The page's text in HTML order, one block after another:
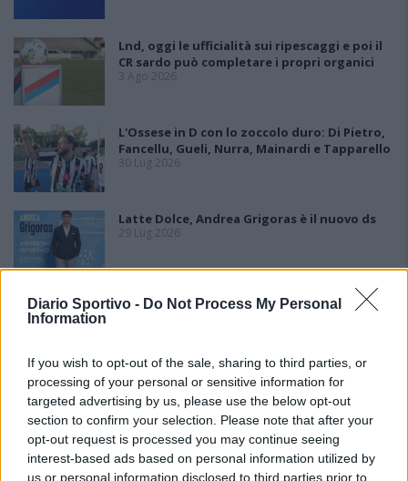
Diario Sportivo - Do Not Process My Personal
Information
If you wish to opt-out of the sale, sharing to third parties, or
processing of your personal or sensitive information for
targeted advertising by us, please use the below opt-out
section to confirm your selection. Please note that after your
opt-out request is processed you may continue seeing
interest-based ads based on personal information utilized by
us or personal information disclosed to third parties prior to
Lnd, oggi le ufficialità sui ripescaggi e poi il
CR sardo può completare i propri organici
3 Ago 2026
L'Ossese in D con lo zoccolo duro: Di Pietro,
Fancellu, Gueli, Nurra, Mainardi e Tapparello
30 Lug 2026
Latte Dolce, Andrea Grigoras è il nuovo ds
29 Lug 2026
Il San Giuliano non fa ricorso e i posti vuoti